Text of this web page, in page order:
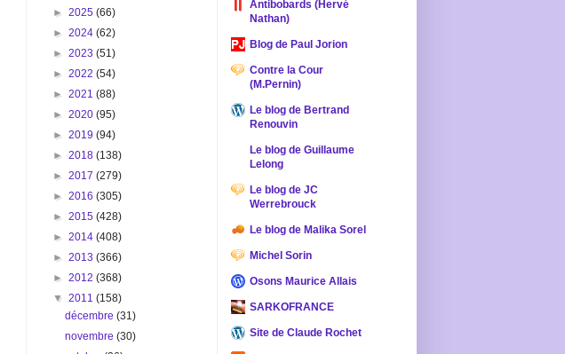
► 2025 (66)
► 2024 (62)
► 2023 (51)
► 2022 (54)
► 2021 (88)
► 2020 (95)
► 2019 (94)
► 2018 (138)
► 2017 (279)
► 2016 (305)
► 2015 (428)
► 2014 (408)
► 2013 (366)
► 2012 (368)
▼ 2011 (158)
décembre(31)
novembre(30)
Antibobards (Hervé
Nathan)
Blog de Paul Jorion
Contre la Cour
(M.Pernin)
Le blog de Bertrand
Renouvin
Le blog de Guillaume
Lelong
Le blog de JC
Werrebrouck
Le blog de Malika Sorel
Michel Sorin
Osons Maurice Allais
SARKOFRANCE
Site de Claude Rochet